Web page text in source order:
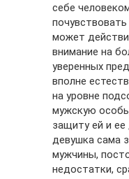
себе
может
внимание на
уверенных
вполне
на уровне
мужскую
защиту ей и
девушка сама
мужчины,
недостатки,